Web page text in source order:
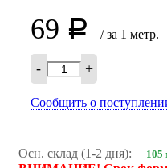
69 Р / за 1 метр.
- +
Сообщить о
Осн. склад (1-2 дня): 105